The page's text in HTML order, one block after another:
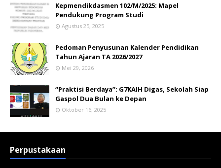
Kepmendikdasmen 102/M/2025: Mapel
Pendukung Program Studi
Agustus 25, 2025
Pedoman Penyusunan Kalender Pendidikan
Tahun Ajaran TA 2026/2027
Mei 29, 2026
“Praktisi Berdaya”: G7KAIH Digas, Sekolah Siap
Gaspol Dua Bulan ke Depan
Oktober 16, 2025
Perpustakaan